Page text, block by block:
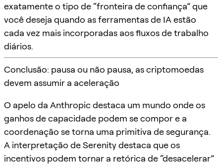
exatamente o tipo de “fronteira de confiança” que
você deseja quando as ferramentas de IA estão
cada vez mais incorporadas aos fluxos de trabalho
diários.
Conclusão: pausa ou não pausa, as criptomoedas
devem assumir a aceleração
O apelo da Anthropic destaca um mundo onde os
ganhos de capacidade podem se compor e a
coordenação se torna uma primitiva de segurança.
A interpretação de Serenity destaca que os
incentivos podem tornar a retórica de “desacelerar”